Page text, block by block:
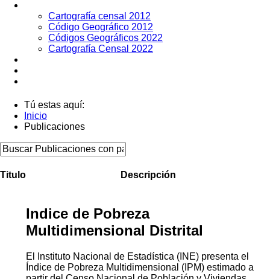
Cartografía censal 2012
Código Geográfico 2012
Códigos Geográficos 2022
Cartografía Censal 2022
Tú estas aquí:
Inicio
Publicaciones
Titulo Descripción
Indice de Pobreza
Multidimensional Distrital
El Instituto Nacional de Estadística (INE) presenta el
Índice de Pobreza Multidimensional (IPM) estimado a